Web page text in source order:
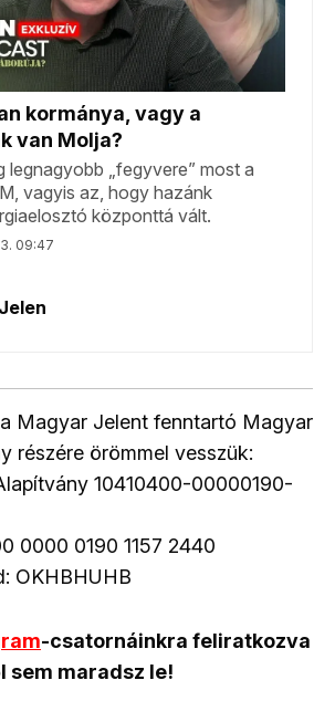
Magyar Jelent fenntartó Magyar
részére örömmel vesszük:
10410400-00000190-
0000 0190 1157 2440
OKHBHUHB
-csatornáinkra feliratkozva
sem maradsz le!